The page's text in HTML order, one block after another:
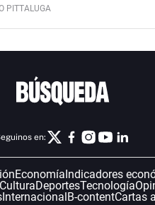
PITTALUGA
en:
Economía Indicadores
CulturaDeportesTecnología
Internacional B-contentCartas